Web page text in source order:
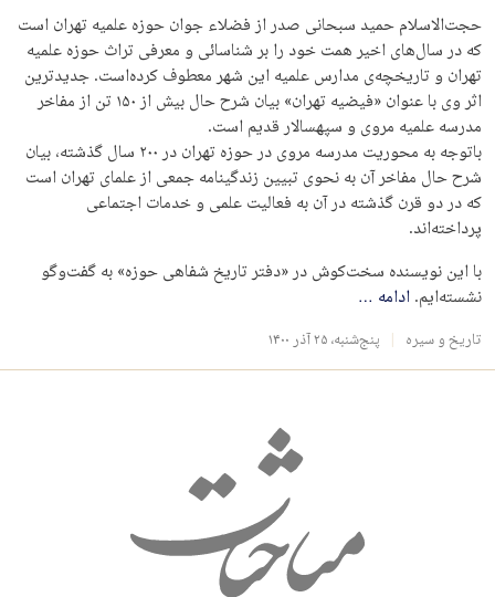
حجت‌الاسلام حمید سبحانی صدر از فضلاء جوان حوزه علمیه تهران است
که در سال‌های اخیر همت خود را بر شناسائی و معرفی تراث حوزه علمیه
تهران و تاریخچه‌ی مدارس علمیه این شهر معطوف کرده‌است. جدیدترین
اثر وی با عنوان «فیضیه‌ تهران» بیان شرح حال بیش از ۱۵۰ تن از مفاخر
مدرسه علمیه مروی و سپهسالار قدیم است.
باتوجه به محوریت مدرسه مروی در حوزه تهران در ۲۰۰ سال گذشته، بیان
شرح حال مفاخر آن به نحوی تبیین زندگینامه جمعی از علمای تهران است
که در دو قرن گذشته در آن به فعالیت علمی و خدمات اجتماعی
پرداخته‌اند.
با این نویسنده‌ سخت‌کوش در «دفتر تاریخ شفاهی حوزه» به گفت‌وگو
نشسته‌ایم.ادامه …
تاریخ و سیره پنج‌شنبه، ۲۵ آذر ۱۴۰۰